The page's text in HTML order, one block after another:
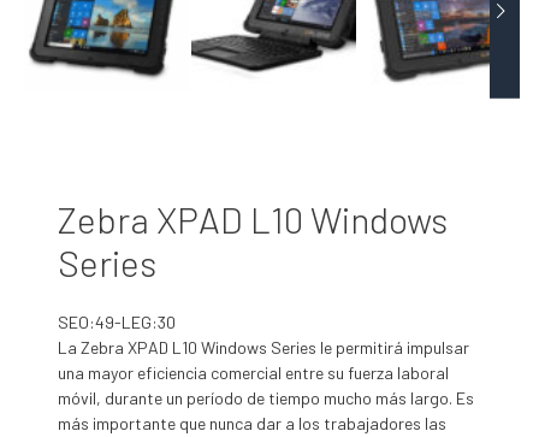
Zebra XPAD L10 Windows
Series
SEO:49-LEG:30
La Zebra XPAD L10 Windows Series le permitirá impulsar
una mayor eficiencia comercial entre su fuerza laboral
móvil, durante un período de tiempo mucho más largo. Es
más importante que nunca dar a los trabajadores las